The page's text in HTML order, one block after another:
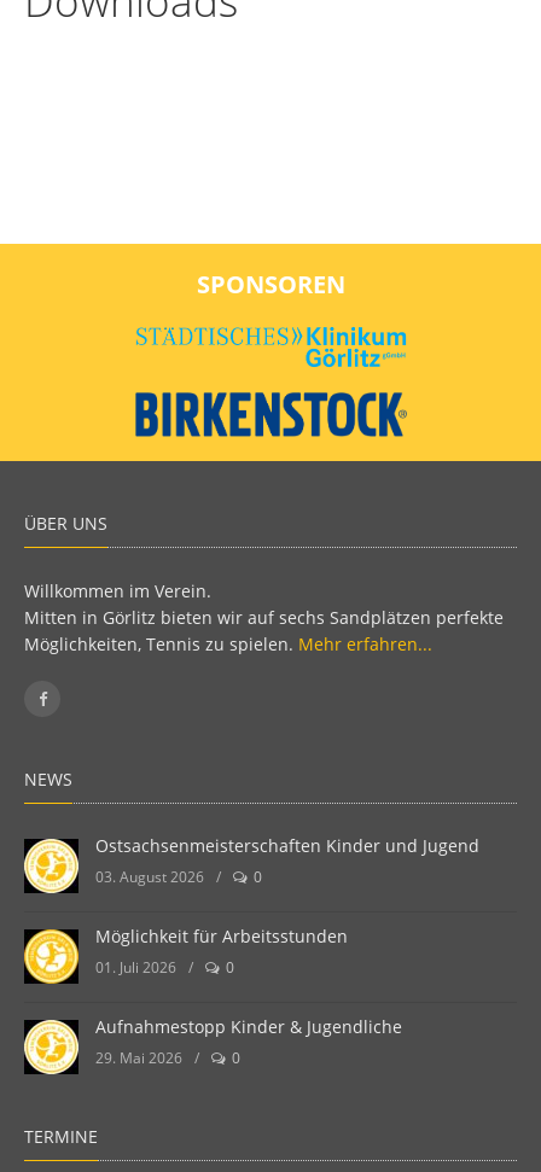
SPONSOREN
ÜBER UNS
Willkommen im Verein.
Mitten in Görlitz bieten wir auf sechs Sandplätzen perfekte
Möglichkeiten, Tennis zu spielen. Mehr erfahren...
NEWS
Ostsachsenmeisterschaften Kinder und Jugend
03. August 2026 / 0
Möglichkeit für Arbeitsstunden
01. Juli 2026 / 0
Aufnahmestopp Kinder & Jugendliche
29. Mai 2026 / 0
TERMINE